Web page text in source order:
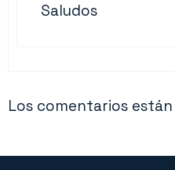
Saludos
Los comentarios